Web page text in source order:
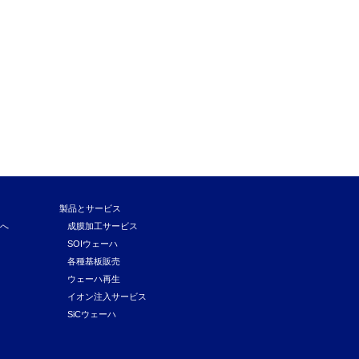
製品とサービス
成膜加工サービス
SOIウェーハ
各種基板販売
ウェーハ再生
イオン注入サービス
SiCウェーハ